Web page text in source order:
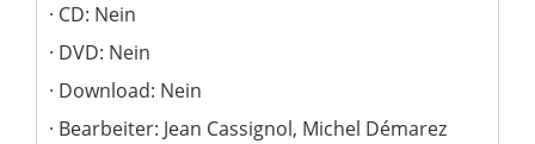
CD: Nein
DVD: Nein
Download: Nein
Bearbeiter: Jean Cassignol, Michel Démarez